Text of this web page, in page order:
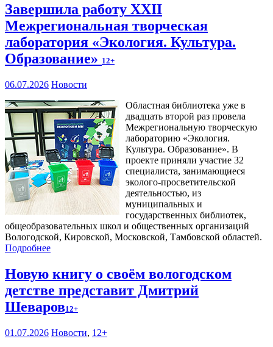
Завершила работу XXII
Межрегиональная творческая
лаборатория «Экология. Культура.
Образование» 12+
06.07.2026 Новости
Областная библиотека уже в
двадцать второй раз провела
Межрегиональную творческую
лабораторию «Экология.
Культура. Образование». В
проекте приняли участие 32
специалиста, занимающиеся
эколого-просветительской
деятельностью, из
муниципальных и
государственных библиотек,
общеобразовательных школ и общественных организаций
Вологодской, Кировской, Московской, Тамбовской областей.
Подробнее
Новую книгу о своём вологодском
детстве представит Дмитрий
Шеваров12+
01.07.2026 Новости, 12+